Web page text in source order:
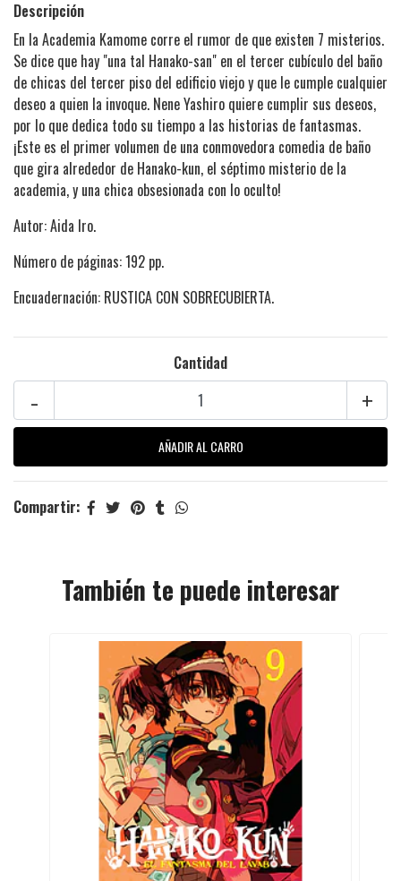
Descripción
En la Academia Kamome corre el rumor de que existen 7 misterios.
Se dice que hay "una tal Hanako-san" en el tercer cubículo del baño
de chicas del tercer piso del edificio viejo y que le cumple cualquier
deseo a quien la invoque. Nene Yashiro quiere cumplir sus deseos,
por lo que dedica todo su tiempo a las historias de fantasmas.
¡Este es el primer volumen de una conmovedora comedia de baño
que gira alrededor de Hanako-kun, el séptimo misterio de la
academia, y una chica obsesionada con lo oculto!
Autor: Aida Iro.
Número de páginas: 192 pp.
Encuadernación: RUSTICA CON SOBRECUBIERTA.
Cantidad
+
-
Compartir:
También te puede interesar